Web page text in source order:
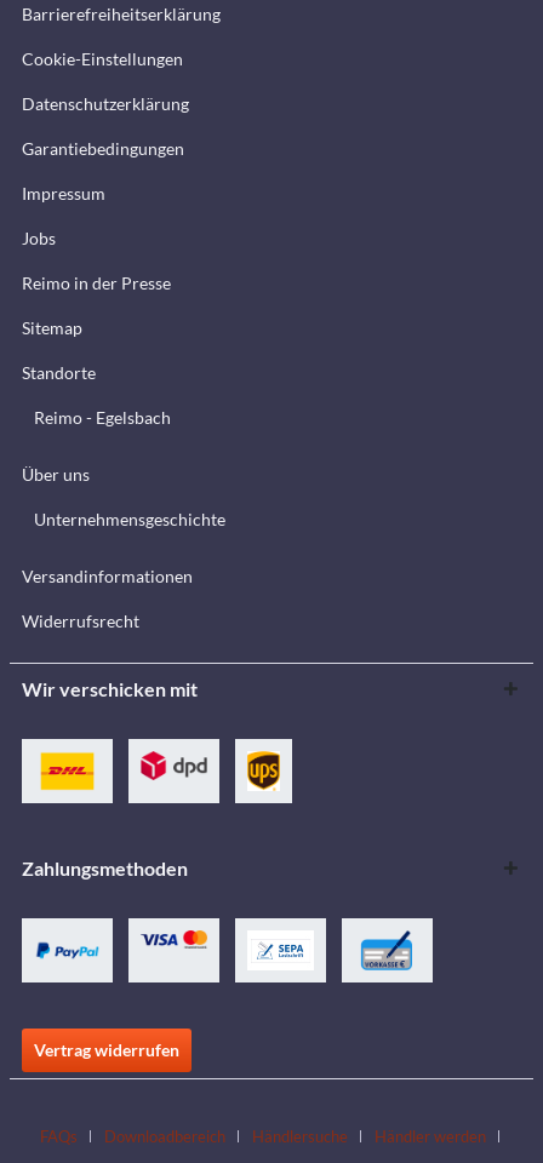
Barrierefreiheitserklärung
Cookie-Einstellungen
Datenschutzerklärung
Garantiebedingungen
Impressum
Jobs
Reimo in der Presse
Sitemap
Standorte
Reimo - Egelsbach
Über uns
Unternehmensgeschichte
Versandinformationen
Widerrufsrecht
Wir verschicken mit
Zahlungsmethoden
Vertrag widerrufen
FAQs Downloadbereich Händlersuche Händler werden